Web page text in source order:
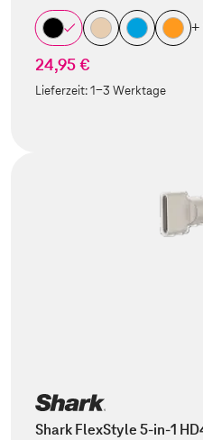
+
24,95 €
Lieferzeit:1-3 Werktage
Shark FlexStyle 5-in-1